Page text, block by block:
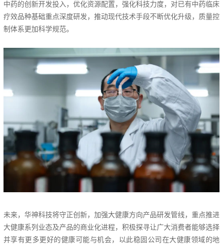
中药的创新开发投入，优化资源配置，强化科技力度，对已有中药临床
疗效品种基础重点深度研发，推动现代技术手段不断优化升级，质量控
制体系更加科学规范。
未来，华神科技将守正创新，加强大健康方向产品研发管线，重点推进
大健康系列业态及产品的商业化进程，积极探寻让广大消费者能够选择
并享有更多更好的健康可能与机会，以此稳固公司在大健康领域的地